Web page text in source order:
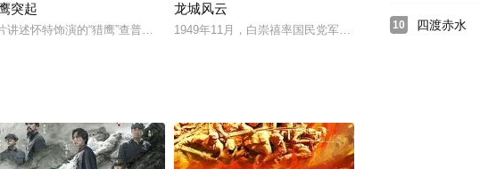
遇危险和破坏。
影片的介绍更是简单的可怜，在看过的一些历史记录片中对这座桥大多也是寥寥几句带过
突起
讲述怀特饰演的“猎鹰”查普曼，为妹妹报仇，血洗巴西贫民窟的故事。
龙城风云
1949年11月，白崇禧率国民党军残部逃至广西柳州，为了
10 四渡赤水